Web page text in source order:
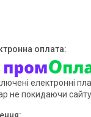
електронні
не покидаючи